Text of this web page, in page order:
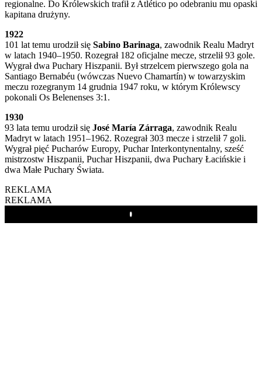
regionalne. Do Królewskich trafił z Atlético po odebraniu mu opaski
kapitana drużyny.
1922
101 lat temu urodził się Sabino Barinaga, zawodnik Realu Madryt
w latach 1940–1950. Rozegrał 182 oficjalne mecze, strzelił 93 gole.
Wygrał dwa Puchary Hiszpanii. Był strzelcem pierwszego gola na
Santiago Bernabéu (wówczas Nuevo Chamartín) w towarzyskim
meczu rozegranym 14 grudnia 1947 roku, w którym Królewscy
pokonali Os Belenenses 3:1.
1930
93 lata temu urodził się José María Zárraga, zawodnik Realu
Madryt w latach 1951–1962. Rozegrał 303 mecze i strzelił 7 goli.
Wygrał pięć Pucharów Europy, Puchar Interkontynentalny, sześć
mistrzostw Hiszpanii, Puchar Hiszpanii, dwa Puchary Łacińskie i
dwa Małe Puchary Świata.
REKLAMA
REKLAMA
Play